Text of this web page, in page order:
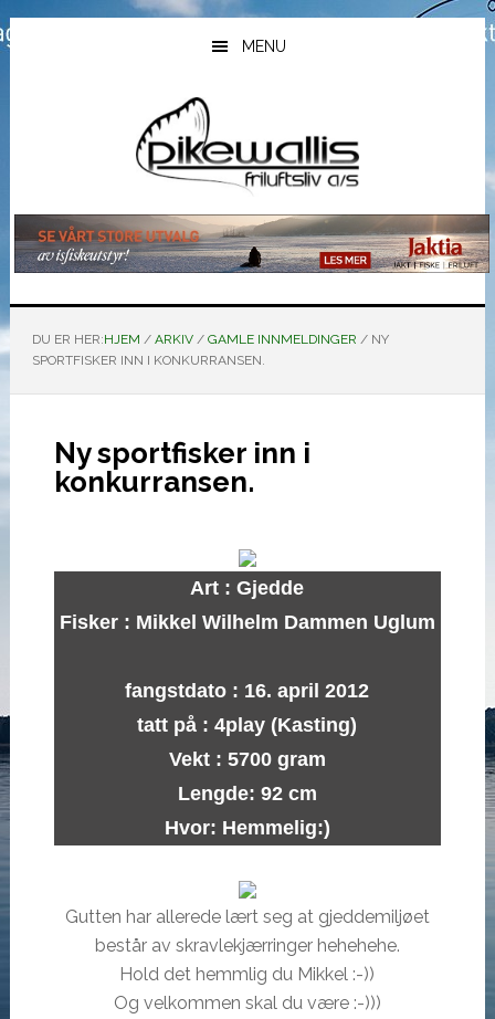
Hopp
til
Hopp
til
Hopp
til
MENU
DU ER HER:HJEM / ARKIV / GAMLE INNMELDINGER /NY
SPORTFISKER INN I KONKURRANSEN.
Ny sportfisker inn i
konkurransen.
Art : Gjedde
Fisker : Mikkel Wilhelm Dammen Uglum
fangstdato : 16. april 2012
tatt på : 4play (Kasting)
Vekt : 5700 gram
Lengde: 92 cm
Hvor: Hemmelig:)
Gutten har allerede lært seg at gjeddemiljøet
består av skravlekjærringer hehehehe.
Hold det hemmlig du Mikkel :-))
Og velkommen skal du være :-)))